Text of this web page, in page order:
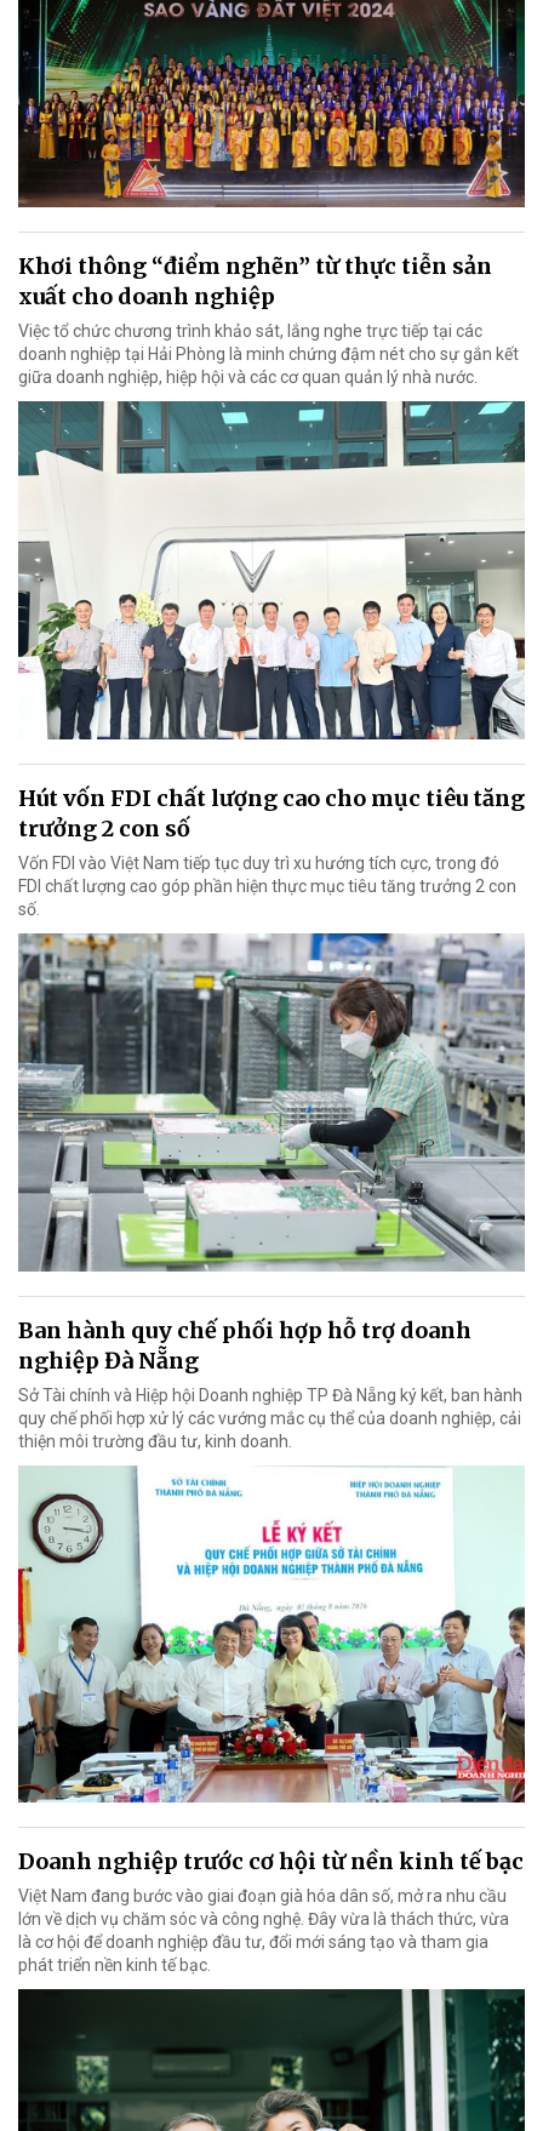
Khơi thông “điểm nghẽn” từ thực tiễn sản
xuất cho doanh nghiệp
Việc tổ chức chương trình khảo sát, lắng nghe trực tiếp tại các
doanh nghiệp tại Hải Phòng là minh chứng đậm nét cho sự gắn kết
giữa doanh nghiệp, hiệp hội và các cơ quan quản lý nhà nước.
Hút vốn FDI chất lượng cao cho mục tiêu tăng
trưởng 2 con số
Vốn FDI vào Việt Nam tiếp tục duy trì xu hướng tích cực, trong đó
FDI chất lượng cao góp phần hiện thực mục tiêu tăng trưởng 2 con
số.
Ban hành quy chế phối hợp hỗ trợ doanh
nghiệp Đà Nẵng
Sở Tài chính và Hiệp hội Doanh nghiệp TP Đà Nẵng ký kết, ban hành
quy chế phối hợp xử lý các vướng mắc cụ thể của doanh nghiệp, cải
thiện môi trường đầu tư, kinh doanh.
Doanh nghiệp trước cơ hội từ nền kinh tế bạc
Việt Nam đang bước vào giai đoạn già hóa dân số, mở ra nhu cầu
lớn về dịch vụ chăm sóc và công nghệ. Đây vừa là thách thức, vừa
là cơ hội để doanh nghiệp đầu tư, đổi mới sáng tạo và tham gia
phát triển nền kinh tế bạc.